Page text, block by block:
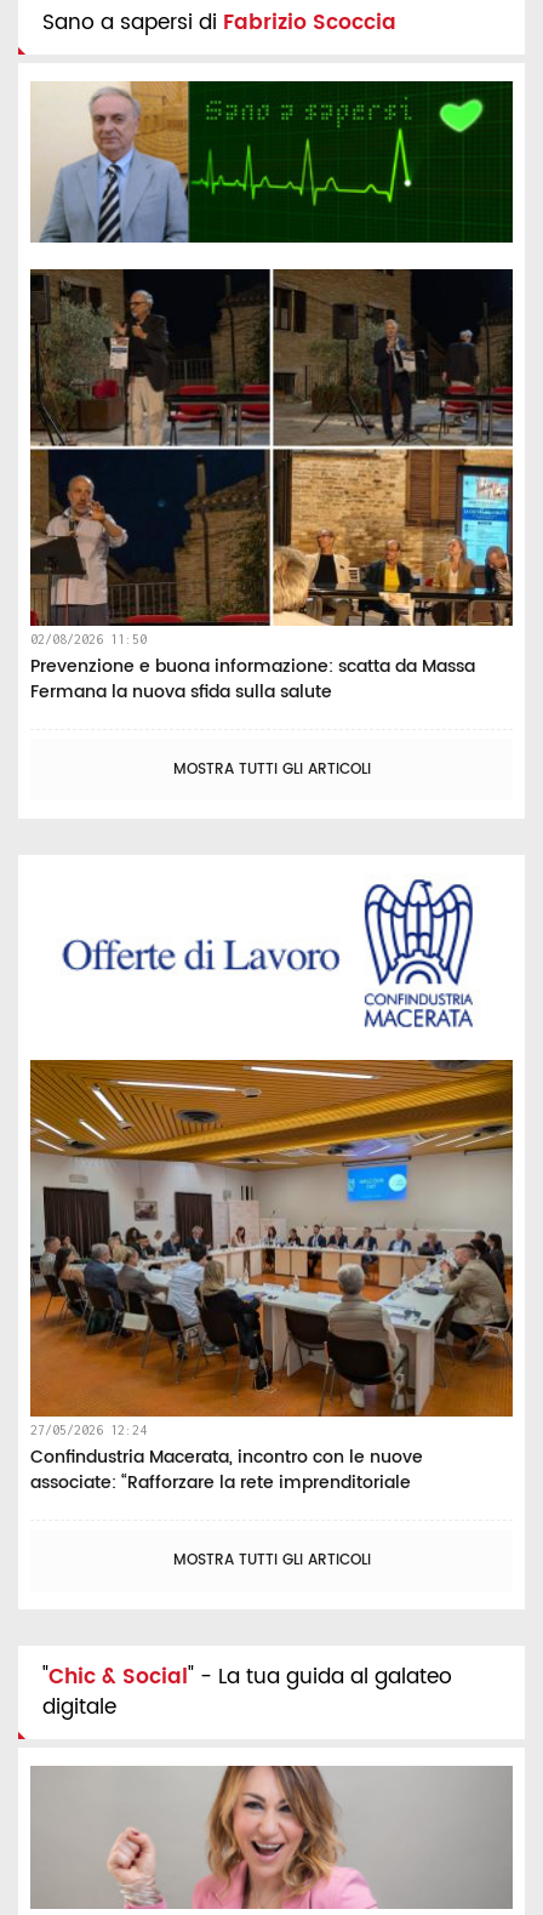
Sano a sapersi di Fabrizio Scoccia
02/08/2026 11:50
Prevenzione e buona informazione: scatta da Massa
Fermana la nuova sfida sulla salute
MOSTRA TUTTI GLI ARTICOLI
27/05/2026 12:24
Confindustria Macerata, incontro con le nuove
associate: “Rafforzare la rete imprenditoriale
MOSTRA TUTTI GLI ARTICOLI
"Chic & Social" - La tua guida al galateo
digitale